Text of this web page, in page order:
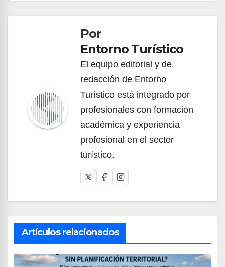
entradasPor
Entorno Turístico
El equipo editorial y de
redacción de Entorno
Turístico está integrado por
profesionales con formación
académica y experiencia
profesional en el sector
turístico.
Artículos relacionados